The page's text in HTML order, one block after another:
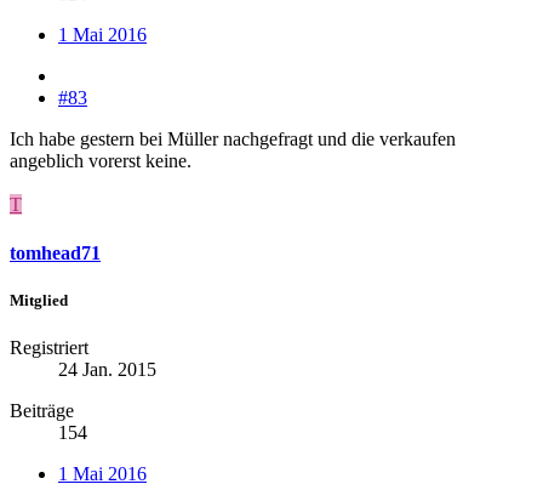
1 Mai 2016
#83
Ich habe gestern bei Müller nachgefragt und die verkaufen
angeblich vorerst keine.
T
tomhead71
Mitglied
Registriert
24 Jan. 2015
Beiträge
154
1 Mai 2016